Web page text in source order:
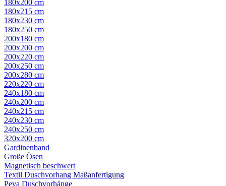
180x200 cm
180x215 cm
180x230 cm
180x250 cm
200x180 cm
200x200 cm
200x220 cm
200x250 cm
200x280 cm
220x220 cm
240x180 cm
240x200 cm
240x215 cm
240x230 cm
240x250 cm
320x200 cm
Gardinenband
Große Ösen
Magnetisch beschwert
Textil Duschvorhang Maßanfertigung
Peva Duschvorhänge